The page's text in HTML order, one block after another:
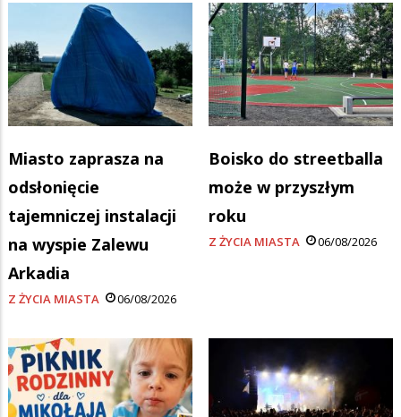
Miasto zaprasza na
odsłonięcie
tajemniczej instalacji
na wyspie Zalewu
Arkadia
Z ŻYCIA MIASTA 06/08/2026
Boisko do streetballa
może w przyszłym
roku
Z ŻYCIA MIASTA 06/08/2026